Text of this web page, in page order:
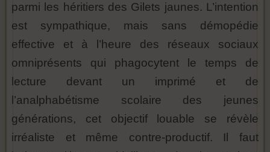
parmi les héritiers des Gilets jaunes. L’intention
est sympathique, mais sans démopédie
effective et à l’heure des réseaux sociaux
omniprésents qui phagocytent le temps de
lecture devant un imprimé et de
l’analphabétisme scolaire des jeunes
générations, cet objectif louable se révèle
irréaliste et même contre-productif. Il faut